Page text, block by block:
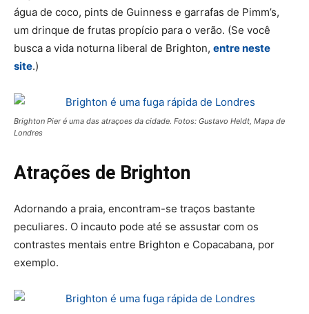
água de coco, pints de Guinness e garrafas de Pimm’s,
um drinque de frutas propício para o verão. (Se você
busca a vida noturna liberal de Brighton, entre neste
site.)
Brighton Pier é uma das atraçoes da cidade. Fotos: Gustavo Heldt, Mapa de
Londres
Atrações de Brighton
Adornando a praia, encontram-se traços bastante
peculiares. O incauto pode até se assustar com os
contrastes mentais entre Brighton e Copacabana, por
exemplo.